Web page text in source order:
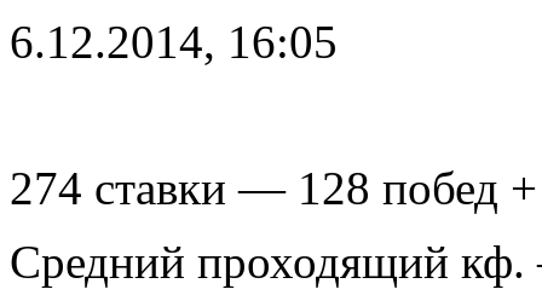
6.12.2014, 16:05
274 ставки — 128 побед
Средний проходящий